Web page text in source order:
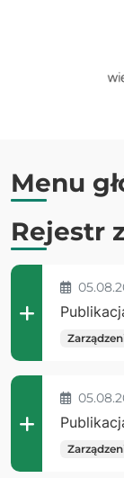
Menu
Rejestr